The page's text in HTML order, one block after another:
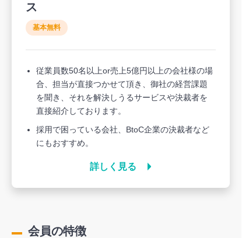
ス
基本無料
従業員数50名以上or売上5億円以上の会社様の場
合、担当が直接つかせて頂き、御社の経営課題
を聞き、それを解決しうるサービスや決裁者を
直接紹介しております。
採用で困っている会社、BtoC企業の決裁者など
にもおすすめ。
詳しく見る
会員の特徴